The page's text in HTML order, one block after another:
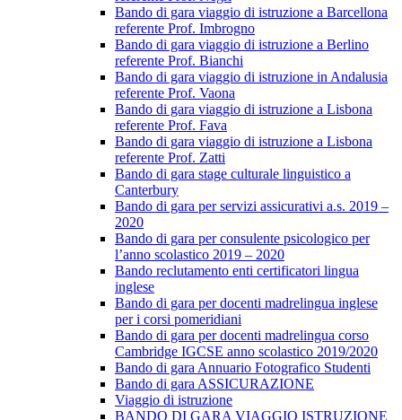
Bando di gara viaggio di istruzione a Barcellona
referente Prof. Imbrogno
Bando di gara viaggio di istruzione a Berlino
referente Prof. Bianchi
Bando di gara viaggio di istruzione in Andalusia
referente Prof. Vaona
Bando di gara viaggio di istruzione a Lisbona
referente Prof. Fava
Bando di gara viaggio di istruzione a Lisbona
referente Prof. Zatti
Bando di gara stage culturale linguistico a
Canterbury
Bando di gara per servizi assicurativi a.s. 2019 –
2020
Bando di gara per consulente psicologico per
l’anno scolastico 2019 – 2020
Bando reclutamento enti certificatori lingua
inglese
Bando di gara per docenti madrelingua inglese
per i corsi pomeridiani
Bando di gara per docenti madrelingua corso
Cambridge IGCSE anno scolastico 2019/2020
Bando di gara Annuario Fotografico Studenti
Bando di gara ASSICURAZIONE
Viaggio di istruzione
BANDO DI GARA VIAGGIO ISTRUZIONE